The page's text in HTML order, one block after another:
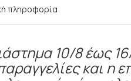
€27,00 €
πληροφορία
10/8 έως
και η